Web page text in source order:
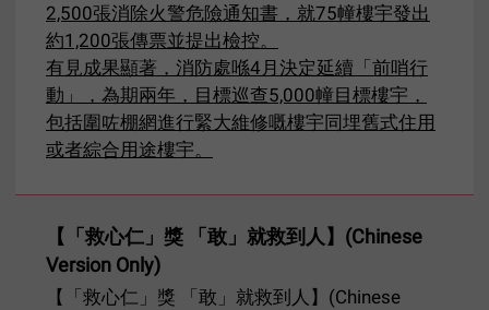
2,500張消除火警危險通知書，就75幢樓宇發出
約1,200張傳票並提出檢控。
有見成果顯著，消防處喺4月決定延續「前哨行
動」，為期兩年，目標巡查5,000幢目標樓宇，
包括圍咗棚網進行緊大維修嘅樓宇同埋舊式住用
或者綜合用途樓宇。
【「救心仁」獎 「敢」就救到人】(Chinese
Version Only)
【「救心仁」獎 「敢」就救到人】(Chinese